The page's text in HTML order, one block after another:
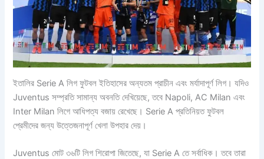
ইতালির Serie A লিগ ফুটবল ইতিহাসের অন্যতম প্রাচীন এবং মর্যাদাপূর্ণ লিগ। যদিও
Juventus সম্প্রতি সামান্য অবনতি দেখিয়েছে, তবে Napoli, AC Milan এবং
Inter Milan লিগে আধিপত্য বজায় রেখেছে। Serie A প্রতিনিয়ত ফুটবল
প্রেমীদের জন্য উত্তেজনাপূর্ণ খেলা উপহার দেয়।
Juventus মোট ৩৬টি লিগ শিরোপা জিতেছে, যা Serie A তে সর্বাধিক। তবে তারা